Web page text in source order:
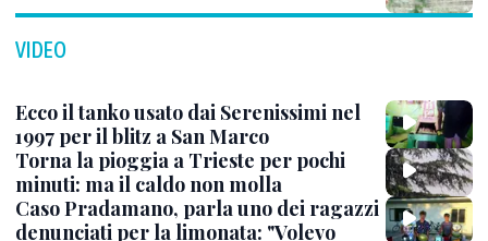
VIDEO
Ecco il tanko usato dai Serenissimi nel
1997 per il blitz a San Marco
Torna la pioggia a Trieste per pochi
minuti: ma il caldo non molla
Caso Pradamano, parla uno dei ragazzi
denunciati per la limonata: "Volevo